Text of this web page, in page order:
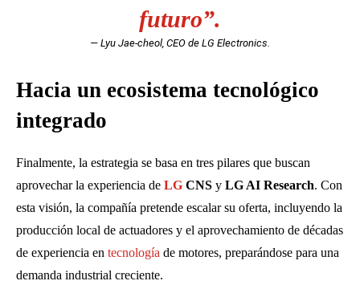
futuro”.
— Lyu Jae-cheol, CEO de LG Electronics.
Hacia un ecosistema tecnológico
integrado
Finalmente, la estrategia se basa en tres pilares que buscan
aprovechar la experiencia de LG CNS y LG AI Research. Con
esta visión, la compañía pretende escalar su oferta, incluyendo la
producción local de actuadores y el aprovechamiento de décadas
de experiencia en tecnología de motores, preparándose para una
demanda industrial creciente.